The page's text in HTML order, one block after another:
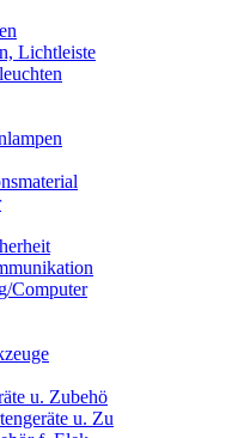
Lichtleiste
Computer
u. Zubehö
u. Zu